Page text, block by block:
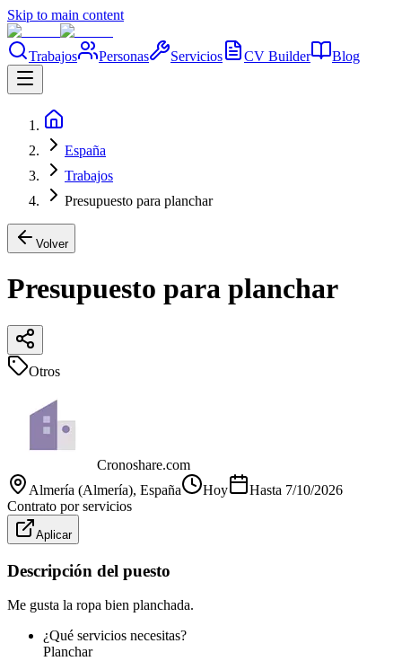
Skip to main content
Trabajos Personas Servicios CV Builder Blog
España
Trabajos
Presupuesto para planchar
Volver
Presupuesto para planchar
Otros
Cronoshare.com
Almería (Almería), España Hoy Hasta 7/10/2026
Contrato por servicios
Aplicar
Descripción del puesto
Me gusta la ropa bien planchada.
¿Qué servicios necesitas?
Planchar